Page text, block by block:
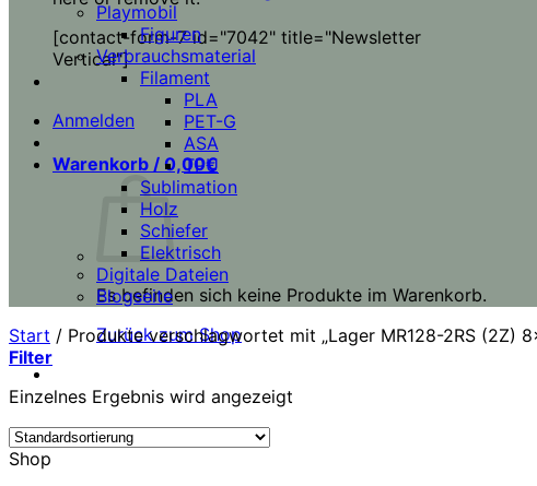
[contact-form-7 id="7042" title="Newsletter
Vertical"]
Anmelden
Warenkorb / 0,00€
Es befinden sich keine Produkte im Warenkorb.
Zurück zum Shop
Playmobil
Figuren
Verbrauchsmaterial
Filament
PLA
PET-G
ASA
TPU
Sublimation
Holz
Schiefer
Elektrisch
Digitale Dateien
Blogseite
Start / Produkte verschlagwortet mit „Lager MR128-2RS (2Z)
Filter
Einzelnes Ergebnis wird angezeigt
Shop